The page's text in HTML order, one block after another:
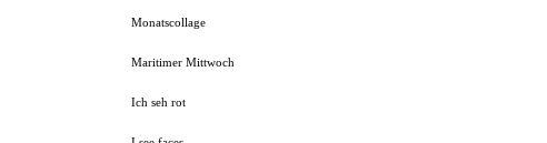
Monatscollage
Maritimer Mittwoch
Ich seh rot